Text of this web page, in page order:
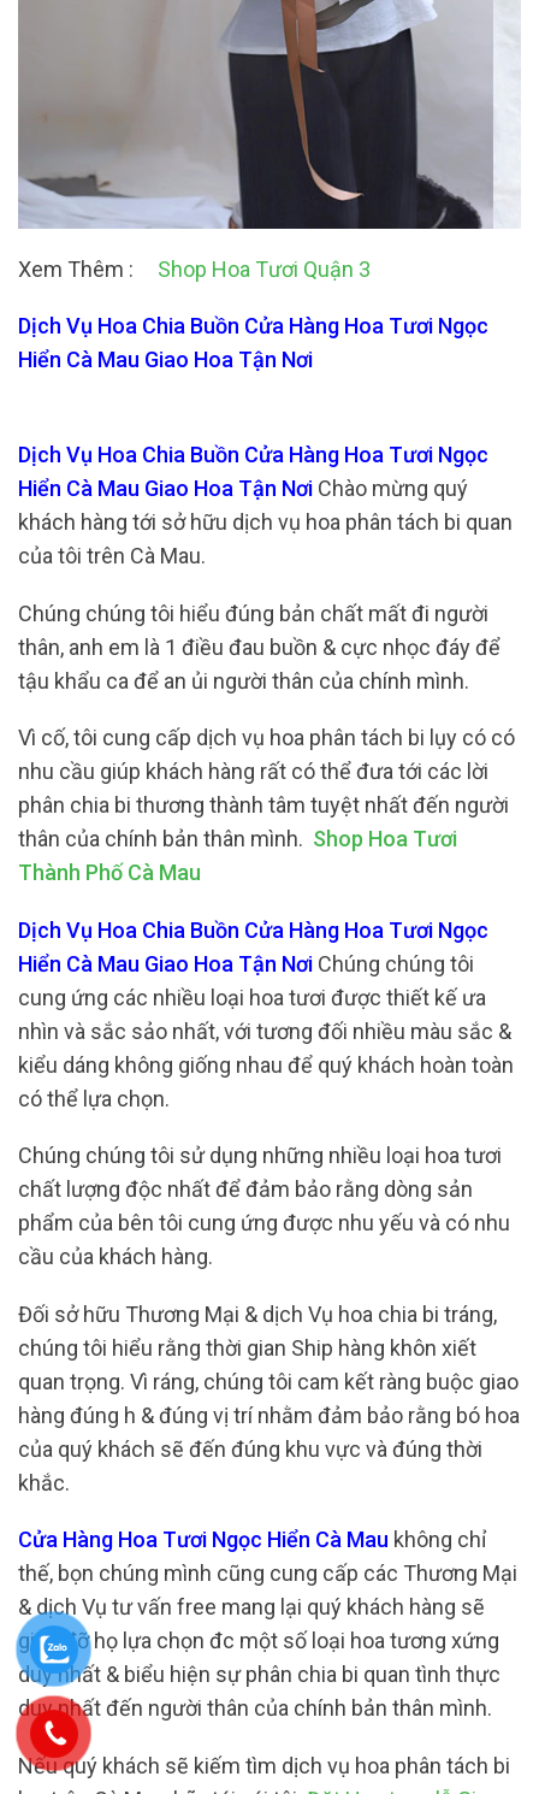
Xem Thêm : Shop Hoa Tươi Quận 3
Dịch Vụ Hoa Chia Buồn Cửa Hàng Hoa Tươi Ngọc
Hiển Cà Mau Giao Hoa Tận Nơi
Dịch Vụ Hoa Chia Buồn Cửa Hàng Hoa Tươi Ngọc
Hiển Cà Mau Giao Hoa Tận Nơi Chào mừng quý
khách hàng tới sở hữu dịch vụ hoa phân tách bi quan
của tôi trên Cà Mau.
Chúng chúng tôi hiểu đúng bản chất mất đi người
thân, anh em là 1 điều đau buồn & cực nhọc đáy để
tậu khẩu ca để an ủi người thân của chính mình.
Vì cố, tôi cung cấp dịch vụ hoa phân tách bi lụy có có
nhu cầu giúp khách hàng rất có thể đưa tới các lời
phân chia bi thương thành tâm tuyệt nhất đến người
thân của chính bản thân mình. Shop Hoa Tươi
Thành Phố Cà Mau
Dịch Vụ Hoa Chia Buồn Cửa Hàng Hoa Tươi Ngọc
Hiển Cà Mau Giao Hoa Tận Nơi Chúng chúng tôi
cung ứng các nhiều loại hoa tươi được thiết kế ưa
nhìn và sắc sảo nhất, với tương đối nhiều màu sắc &
kiểu dáng không giống nhau để quý khách hoàn toàn
có thể lựa chọn.
Chúng chúng tôi sử dụng những nhiều loại hoa tươi
chất lượng độc nhất để đảm bảo rằng dòng sản
phẩm của bên tôi cung ứng được nhu yếu và có nhu
cầu của khách hàng.
Đối sở hữu Thương Mại & dịch Vụ hoa chia bi tráng,
chúng tôi hiểu rằng thời gian Ship hàng khôn xiết
quan trọng. Vì ráng, chúng tôi cam kết ràng buộc giao
hàng đúng h & đúng vị trí nhằm đảm bảo rằng bó hoa
của quý khách sẽ đến đúng khu vực và đúng thời
khắc.
Cửa Hàng Hoa Tươi Ngọc Hiển Cà Mau không chỉ
thế, bọn chúng mình cũng cung cấp các Thương Mại
& dịch Vụ tư vấn free mang lại quý khách hàng sẽ
giúp đỡ họ lựa chọn đc một số loại hoa tương xứng
duy nhất & biểu hiện sự phân chia bi quan tình thực
duy nhất đến người thân của chính bản thân mình.
Nếu quý khách sẽ kiếm tìm dịch vụ hoa phân tách bi